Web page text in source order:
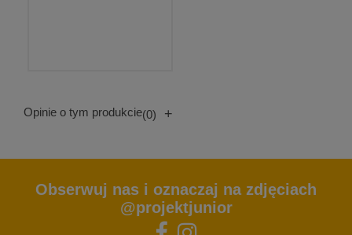
Opinie o tym produkcie(0) +
Obserwuj nas i oznaczaj na zdjęciach
@projektjunior